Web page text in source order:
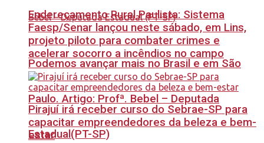
Podemos avançar mais no Brasil e em São
Paulo. Artigo: Profª. Bebel – Deputada
Estadual(PT-SP)
Endereçamento Rural Paulista: Sistema
Faesp/Senar lançou neste sábado, em Lins,
projeto piloto para combater crimes e
acelerar socorro a incêndios no campo
Pirajuí irá receber curso do Sebrae-SP para
capacitar empreendedores da beleza e bem-
estar